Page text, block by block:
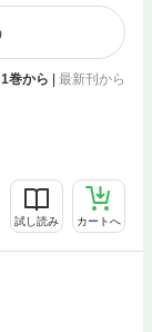
1巻から 最新刊から
試し読み カートへ